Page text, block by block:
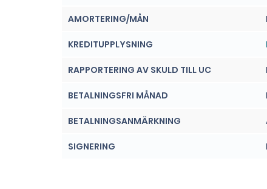
AMORTERING/MÅN
KREDITUPPLYSNING
RAPPORTERING AV SKULD TILL UC
BETALNINGSFRI MÅNAD
BETALNINGSANMÄRKNING
SIGNERING